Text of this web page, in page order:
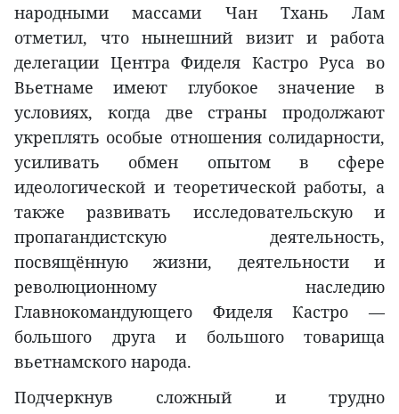
народными массами Чан Тхань Лам
отметил, что нынешний визит и работа
делегации Центра Фиделя Кастро Руса во
Вьетнаме имеют глубокое значение в
условиях, когда две страны продолжают
укреплять особые отношения солидарности,
усиливать обмен опытом в сфере
идеологической и теоретической работы, а
также развивать исследовательскую и
пропагандистскую деятельность,
посвящённую жизни, деятельности и
революционному наследию
Главнокомандующего Фиделя Кастро —
большого друга и большого товарища
вьетнамского народа.
Подчеркнув сложный и трудно